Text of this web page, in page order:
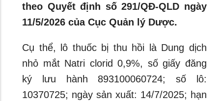
theo Quyết định số 291/QĐ-QLD ngày
11/5/2026 của Cục Quản lý Dược.
Cụ thể, lô thuốc bị thu hồi là Dung dịch
nhỏ mắt Natri clorid 0,9%, số giấy đăng
ký lưu hành 893100060724; số lô:
10370725; ngày sản xuất: 14/7/2025; hạn